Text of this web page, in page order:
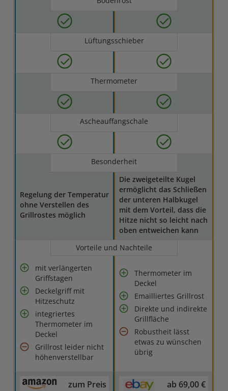
Lüftungsschieber
Thermometer
Ascheauffangschale
Besonderheit
Regelung der Temperatur
ohne Verstellen des
Grillrostes möglich
Die zweigeteilte Kugel
ermöglicht das Schließen
der unteren Halbkugel
mit dem Vorteil, dass die
Hitze nicht so leicht nach
oben entweichen kann
Vorteile und Nachteile
mit verlängerten
Griffstagen
Deckelgriff mit
Hitzeschutz
integriertes
Thermometer im
Deckel
Grillrost leider nicht
höhenverstellbar
Thermometer im
Deckel
Emailliertes Grillrost
Direkte und indirekte
Grillfläche
Robustheit lässt
etwas zu wünschen
übrig
zum Preis ab 69,00 €